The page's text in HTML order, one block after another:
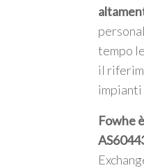
tempo
il
Fowhe